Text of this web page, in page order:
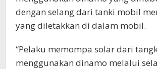
dengan selang dari tanki mobil
yang diletakkan di dalam mobil.
“Pelaku memompa solar dari
menggunakan dinamo melalui